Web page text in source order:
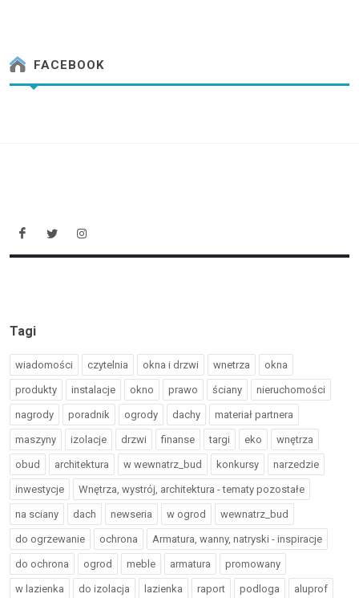
FACEBOOK
Tagi
wiadomości czytelnia okna i drzwi wnetrza okna
produkty instalacje okno prawo ściany nieruchomości
nagrody poradnik ogrody dachy materiał partnera
maszyny izolacje drzwi finanse targi eko wnętrza
obud architektura w wewnatrz_bud konkursy narzedzie
inwestycje Wnętrza, wystrój, architektura - tematy pozostałe
na sciany dach newseria w ogrod wewnatrz_bud
do ogrzewanie ochrona Armatura, wanny, natryski - inspiracje
do ochrona ogrod meble armatura promowany
w lazienka do izolacja lazienka raport podloga aluprof